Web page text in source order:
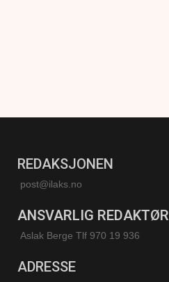
REDAKSJONEN
post@ilaks.no
ANSVARLIG REDAKTØR
Aslak Berge Tlf 970 19 936
ADRESSE